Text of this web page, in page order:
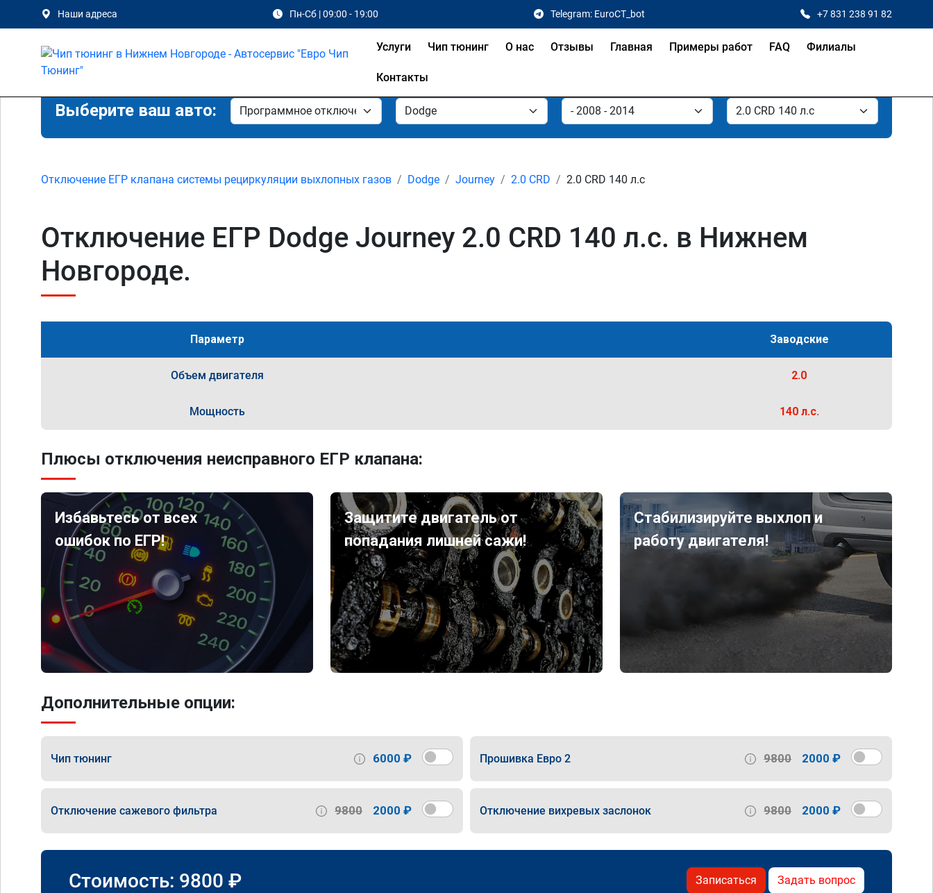
Наши адреса Пн-Сб | 09:00 - 19:00 Telegram: EuroCT_bot +7 831 238 91 82
Услуги Чип тюнинг О нас Отзывы Главная Примеры работ FAQ Филиалы
Контакты
Выберите ваш авто:
Отключение ЕГР клапана системы рециркуляции выхлопных газов Dodge Journey 2.0 CRD 2.0 CRD 140 л.с
Отключение ЕГР Dodge Journey 2.0 CRD 140 л.с. в Нижнем
Новгороде.
Параметр Заводские
Объем двигателя 2.0
Мощность 140 л.с.
Плюсы отключения неисправного ЕГР клапана:
Избавьтесь от всех
ошибок по ЕГР!
Защитите двигатель от
попадания лишней сажи!
Стабилизируйте выхлоп и
работу двигателя!
Дополнительные опции:
Чип тюнинг 6000 ₽ Прошивка Евро 2 9800 2000 ₽
Отключение сажевого фильтра 9800 2000 ₽ Отключение вихревых заслонок 9800 2000 ₽
Стоимость: 9800 ₽ Записаться Задать вопрос